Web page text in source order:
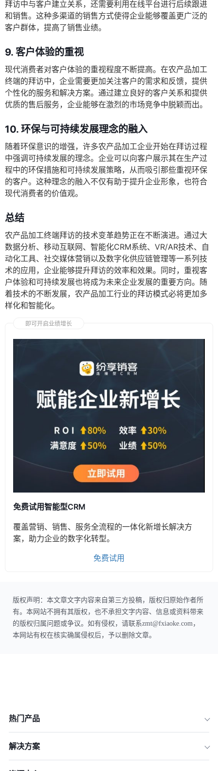
拜访中与客户建立关系，还需要利用在线平台进行后续跟进
和销售。这种多渠道的销售方式使得企业能够覆盖更广泛的
客户群体，提高了销售业绩。
9. 客户体验的重视
现代消费者对客户体验的重视程度不断提高。在农产品加工
终端的拜访中，企业需要更加关注客户的需求和反馈，提供
个性化的服务和解决方案。通过建立良好的客户关系和提供
优质的售后服务，企业能够在激烈的市场竞争中脱颖而出。
10. 环保与可持续发展理念的融入
随着环保意识的增强，许多农产品加工企业开始在拜访过程
中强调可持续发展的理念。企业可以向客户展示其在生产过
程中的环保措施和可持续发展策略，从而吸引那些重视环保
的客户。这种理念的融入不仅有助于提升企业形象，也符合
现代消费者的价值观。
总结
农产品加工终端拜访的技术变革趋势正在不断演进。通过大
数据分析、移动互联网、智能化CRM系统、VR/AR技术、自
动化工具、社交媒体营销以及数字化供应链管理等一系列技
术的应用，企业能够提升拜访的效率和效果。同时，重视客
户体验和可持续发展也将成为未来企业发展的重要方向。随
着技术的不断发展，农产品加工行业的拜访模式必将更加多
样化和智能化。
即可开启业绩增长
免费试用智能型CRM
覆盖营销、销售、服务全流程的一体化新增长解决方
案，助力企业的数字化转型。
免费试用
版权声明：本文章文字内容来自第三方投稿，版权归原始作者所
有。本网站不拥有其版权，也不承担文字内容、信息或资料带来
的版权归属问题或争议。如有侵权，请联系zmt@fxiaoke.com，
本网站有权在核实确属侵权后，予以删除文章。
热门产品
解决方案